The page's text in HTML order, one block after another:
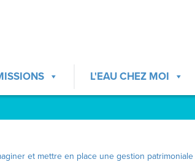
L'EAU CHEZ MOI
et mettre en place une gestion